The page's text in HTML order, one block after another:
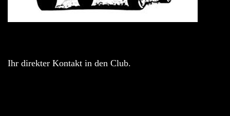
Ihr direkter Kontakt in den Club.